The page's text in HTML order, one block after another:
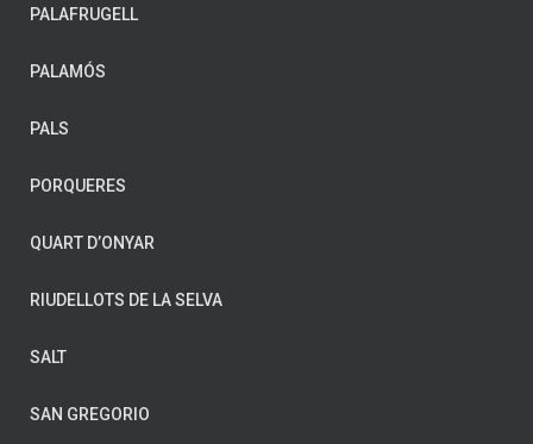
CELRÀ
CORNELLÀ DE TERRI
CRUÏLLES
FIGUERES
FORNELLS DE LA SELVA
GIRONA
HOSTALRIC
L’ESCALA
PALAFRUGELL
PALAMÓS
PALS
PORQUERES
QUART D’ONYAR
RIUDELLOTS DE LA SELVA
SALT
SAN GREGORIO